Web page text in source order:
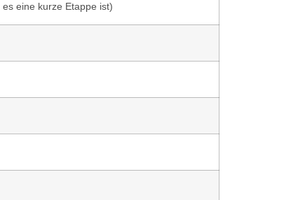
eine kurze Etappe ist)